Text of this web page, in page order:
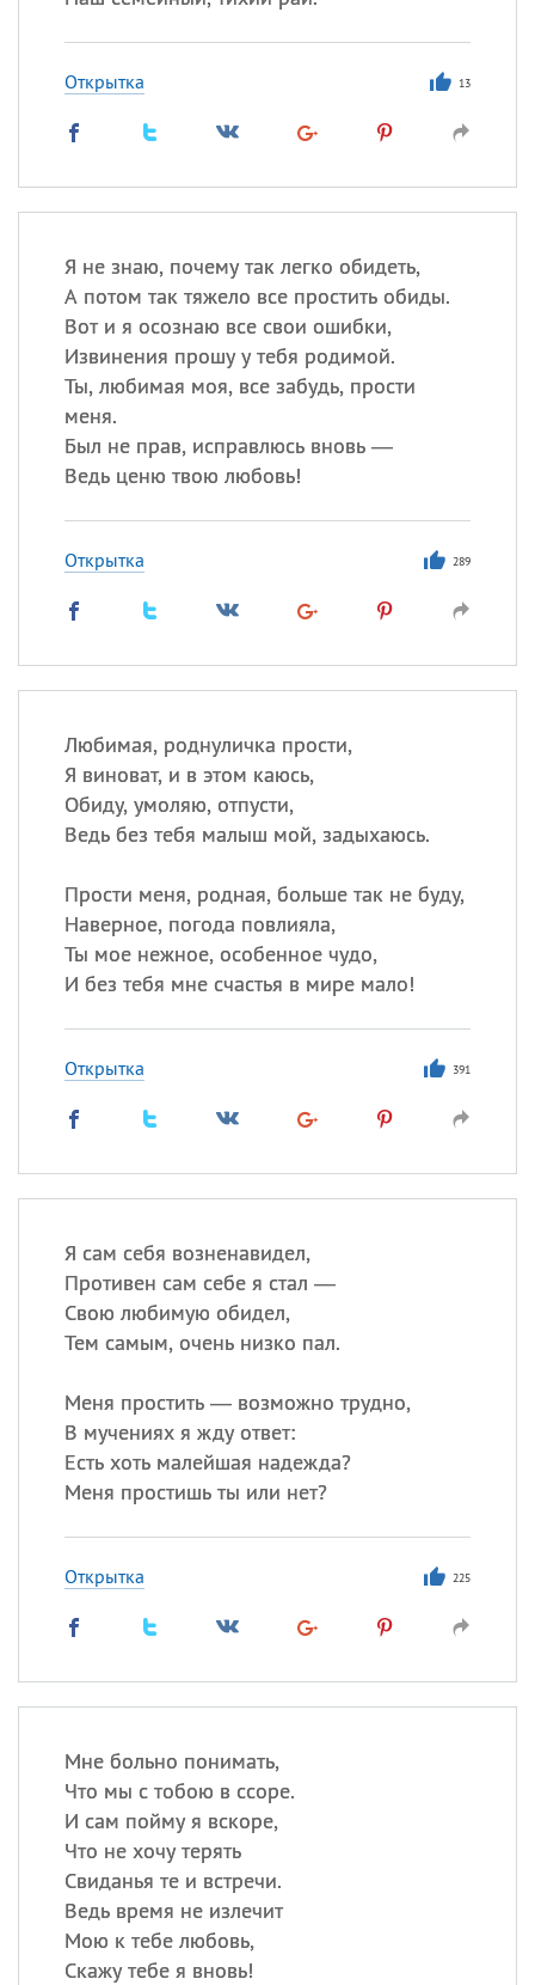
Открытка 13
Я не знаю, почему так легко обидеть,
А потом так тяжело все простить обиды.
Вот и я осознаю все свои ошибки,
Извинения прошу у тебя родимой.
Ты, любимая моя, все забудь, прости
меня.
Был не прав, исправлюсь вновь —
Ведь ценю твою любовь!
Открытка 289
Любимая, роднуличка прости,
Я виноват, и в этом каюсь,
Обиду, умоляю, отпусти,
Ведь без тебя малыш мой, задыхаюсь.
Прости меня, родная, больше так не буду,
Наверное, погода повлияла,
Ты мое нежное, особенное чудо,
И без тебя мне счастья в мире мало!
Открытка 391
Я сам себя возненавидел,
Противен сам себе я стал —
Свою любимую обидел,
Тем самым, очень низко пал.
Меня простить — возможно трудно,
В мучениях я жду ответ:
Есть хоть малейшая надежда?
Меня простишь ты или нет?
Открытка 225
Мне больно понимать,
Что мы с тобою в ссоре.
И сам пойму я вскоре,
Что не хочу терять
Свиданья те и встречи.
Ведь время не излечит
Мою к тебе любовь,
Скажу тебе я вновь!